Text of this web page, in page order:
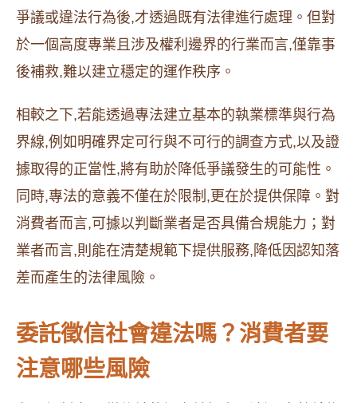
爭議或違法行為後,才透過既有法律進行處理。但對
於一個高度專業且涉及權利邊界的行業而言,僅靠事
後補救,難以建立穩定的運作秩序。
相較之下,若能透過專法建立基本的執業標準與行為
界線,例如明確界定可行與不可行的調查方式,以及證
據取得的正當性,將有助於降低爭議發生的可能性。
同時,專法的意義不僅在於限制,更在於提供保障。對
消費者而言,可據以判斷業者是否具備合規能力；對
業者而言,則能在清楚規範下提供服務,降低因認知落
差而產生的法律風險。
委託徵信社會違法嗎？消費者要
注意哪些風險